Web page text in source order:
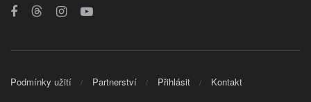
Podmínky užití Partnerství Přihlásit Kontakt